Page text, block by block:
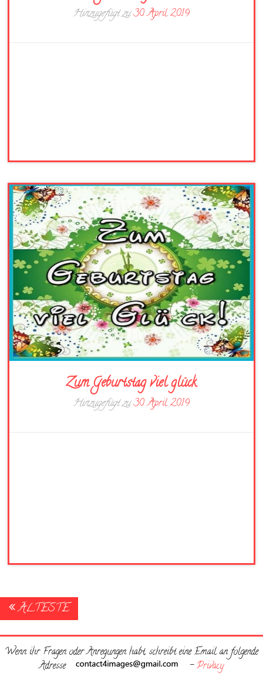
Hinzugefügt zu30. April 2019
Zum Geburtstag viel glück
Hinzugefügt zu30. April 2019
Posts
navigation
ÄLTESTE
Wenn ihr Fragen oder Anregungen habt, schreibt eine Email an folgende
Adresse
-Privacy